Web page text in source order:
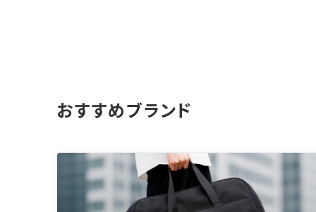
おすすめブランド